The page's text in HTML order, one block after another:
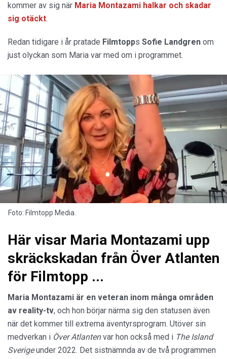
kommer av sig när Maria Montazami halkar och skadar
sig otäckt.
Redan tidigare i år pratade Filmtopps Sofie Landgren om
just olyckan som Maria var med om i programmet.
Foto: Filmtopp Media.
Här visar Maria Montazami upp
skräckskadan från Över Atlanten
för Filmtopp ...
Maria Montazami är en veteran inom många områden
av reality-tv, och hon börjar närma sig den statusen även
när det kommer till extrema äventyrsprogram. Utöver sin
medverkan i Över Atlantenvar hon också med i The Island
Sverigeunder 2022. Det sistnämnda av de två programmen